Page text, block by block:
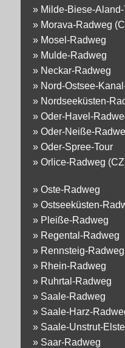
» Milde-Biese-Aland-
» Morava-Radweg
» Mosel-Radweg
» Mulde-Radweg
» Neckar-Radweg
» Nord-Ostsee-
» Nordseeküsten-
» Oder-Havel-
» Oder-Neiße-
» Oder-Spree-Tour
» Orlice-Radweg
» Oste-Radweg
» Ostseeküsten-
» Pleiße-Radweg
» Regental-Radweg
» Rennsteig-Radweg
» Rhein-Radweg
» Ruhrtal-Radweg
» Saale-Radweg
» Saale-Harz-
» Saale-Unstrut-
» Saar-Radweg